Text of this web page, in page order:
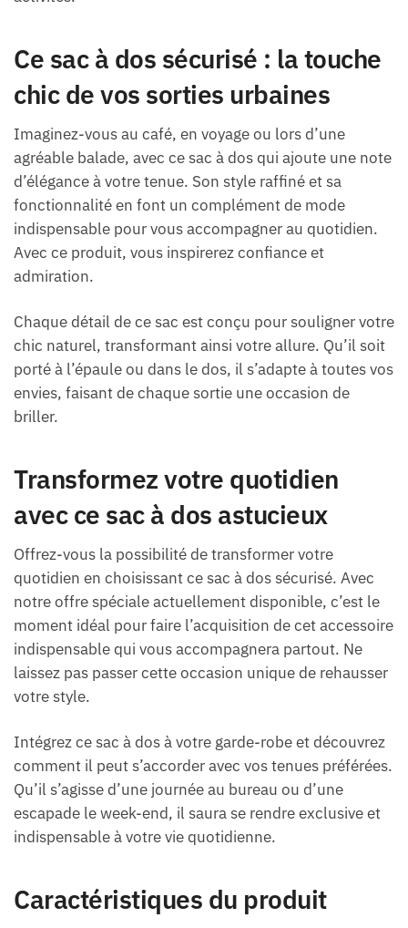
Ce sac à dos sécurisé : la touche
chic de vos sorties urbaines
Imaginez-vous au café, en voyage ou lors d’une
agréable balade, avec ce sac à dos qui ajoute une note
d’élégance à votre tenue. Son style raffiné et sa
fonctionnalité en font un complément de mode
indispensable pour vous accompagner au quotidien.
Avec ce produit, vous inspirerez confiance et
admiration.
Chaque détail de ce sac est conçu pour souligner votre
chic naturel, transformant ainsi votre allure. Qu’il soit
porté à l’épaule ou dans le dos, il s’adapte à toutes vos
envies, faisant de chaque sortie une occasion de
briller.
Transformez votre quotidien
avec ce sac à dos astucieux
Offrez-vous la possibilité de transformer votre
quotidien en choisissant ce sac à dos sécurisé. Avec
notre offre spéciale actuellement disponible, c’est le
moment idéal pour faire l’acquisition de cet accessoire
indispensable qui vous accompagnera partout. Ne
laissez pas passer cette occasion unique de rehausser
votre style.
Intégrez ce sac à dos à votre garde-robe et découvrez
comment il peut s’accorder avec vos tenues préférées.
Qu’il s’agisse d’une journée au bureau ou d’une
escapade le week-end, il saura se rendre exclusive et
indispensable à votre vie quotidienne.
Caractéristiques du produit